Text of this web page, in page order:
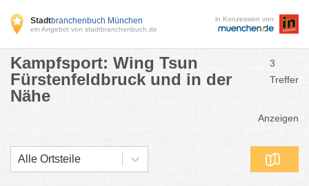
Stadtbranchenbuch München
ein Angebot von stadtbranchenbuch.de
in Konzession von
Kampfsport: Wing Tsun
Fürstenfeldbruck und in der
Nähe
3
Treffer
Anzeigen
Alle Ortsteile